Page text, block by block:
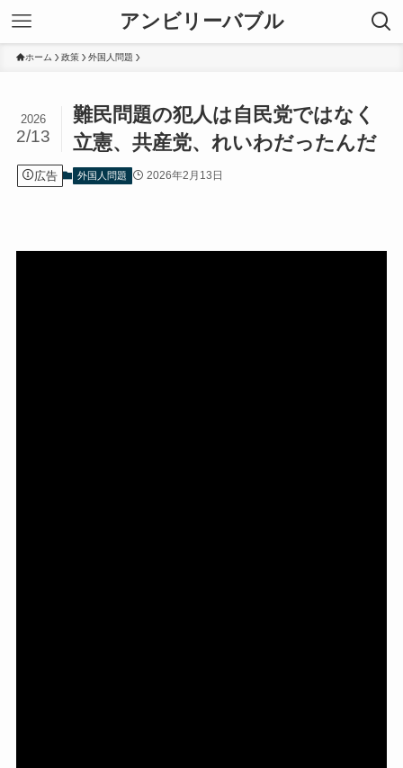
アンビリーバブル
ホーム 政策 外国人問題
難民問題の犯人は自民党ではなく
立憲、共産党、れいわだったんだ
2026
2/13
広告 外国人問題 2026年2月13日